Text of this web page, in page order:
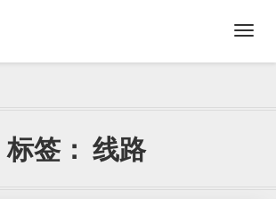
标签： 线路